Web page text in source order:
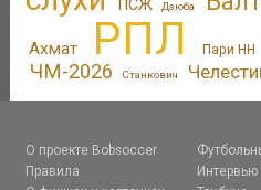
ПСЖ Дзюба
Ахмат РПЛ Пари НН
ЧМ-2026 Станкович
О проекте Bobsoccer
Правила
Интервью